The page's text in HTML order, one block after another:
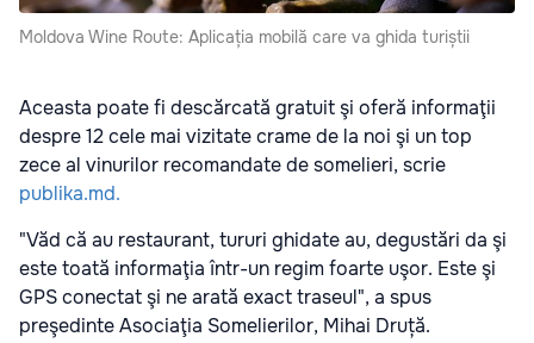
Moldova Wine Route: Aplicația mobilă care va ghida turiștii
Aceasta poate fi descărcată gratuit şi oferă informaţii
despre 12 cele mai vizitate crame de la noi şi un top
zece al vinurilor recomandate de somelieri, scrie
publika.md.
"Văd că au restaurant, tururi ghidate au, degustări da şi
este toată informaţia într-un regim foarte uşor. Este şi
GPS conectat şi ne arată exact traseul", a spus
preşedinte Asociaţia Somelierilor, Mihai Druță.